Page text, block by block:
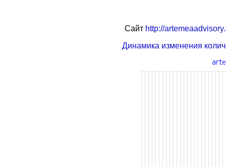
Сайт http://
Динамика изменения